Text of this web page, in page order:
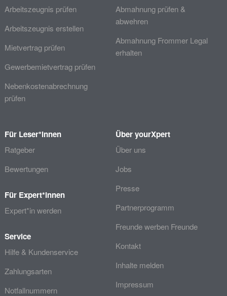
Arbeitszeugnis prüfen
Arbeitszeugnis erstellen
Mietvertrag prüfen
Gewerbemietvertrag prüfen
Nebenkostenabrechnung
prüfen
Abmahnung prüfen &
abwehren
Abmahnung Frommer Legal
erhalten
Für Leser*innen
Ratgeber
Bewertungen
Für Expert*innen
Expert*in werden
Service
Hilfe & Kundenservice
Zahlungsarten
Notfallnummern
Über yourXpert
Über uns
Jobs
Presse
Partnerprogramm
Freunde werben Freunde
Kontakt
Inhalte melden
Impressum